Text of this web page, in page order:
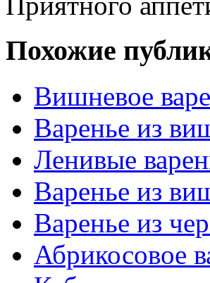
Похожие
Вишневое
Варенье из
Ленивые
Варенье из
Варенье из
Абрикосовое